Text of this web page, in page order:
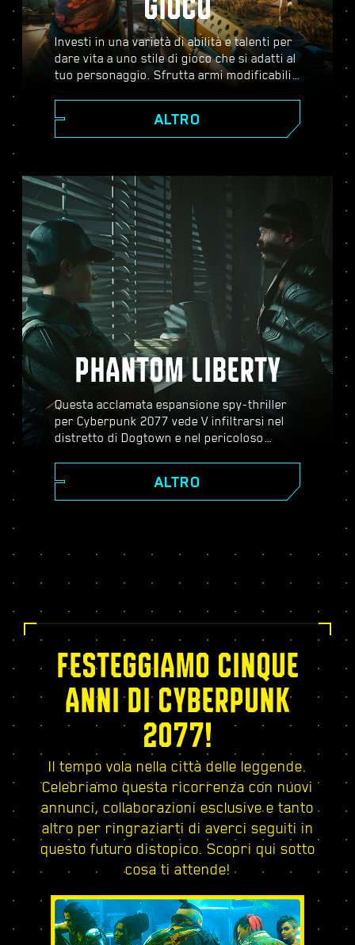
GIOCO
Investi in una varietà di abilità e talenti per
dare vita a uno stile di gioco che si adatti al
tuo personaggio. Sfrutta armi modificabili,
Affronta combattimenti ad armi spianate,
abbatti i nemici dalla distanza o infiltrati
vista.
ALTRO
PHANTOM LIBERTY
Questa acclamata espansione spy-thriller
per Cyberpunk 2077 vede V infiltrarsi nel
distretto di Dogtown e nel pericoloso
di colpi di scena, evoluzioni inaspettate e
decisioni critiche; potenziati con l'albero
emozionanti incarichi e molto altro!
ALTRO
FESTEGGIAMO CINQUE
ANNI DI CYBERPUNK
2077!
Il tempo vola nella città delle leggende.
Celebriamo questa ricorrenza con nuovi
annunci, collaborazioni esclusive e tanto
altro per ringraziarti di averci seguiti in
questo futuro distopico. Scopri qui sotto
cosa ti attende!